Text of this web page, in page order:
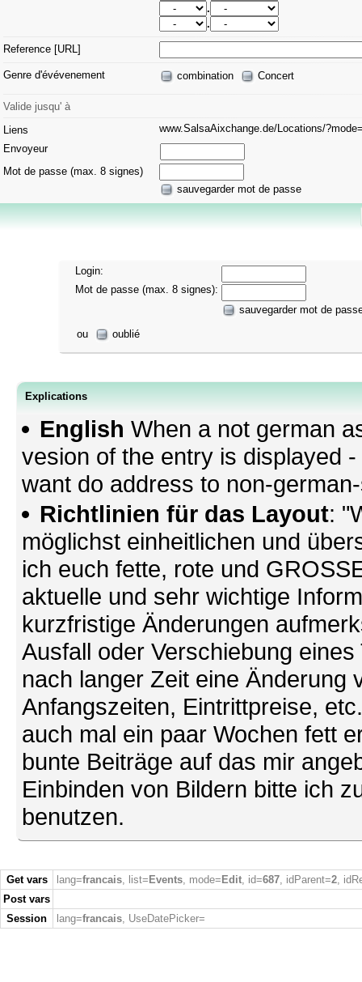
.
.
Reference [URL]
Genre d'évévenement combination Concert
Valide jusqu' à
Liens
www.SalsaAixchange.de/Locations/
Envoyeur
Mot de passe (max. 8 signes)
sauvegarder mot de passe
Login:
Mot de passe (max. 8 signes):
sauvegarder mot de
ou
oublié
Explications
English When a not german
vesion of the entry is displayed
want do address to non-
Richtlinien für das Layout:
möglichst einheitlichen und
ich euch fette, rote und
aktuelle und sehr wichtige
kurzfristige Änderungen
Ausfall oder Verschiebung
nach langer Zeit eine Änderung
Anfangszeiten, Eintrittpreise,
auch mal ein paar Wochen fett
bunte Beiträge auf das mir
Einbinden von Bildern bitte ich
benutzen.
Get vars lang=francais, list= Events, mode= Edit, id=687, idParent=2,
Post vars
Session
lang=francais, UseDatePicker=